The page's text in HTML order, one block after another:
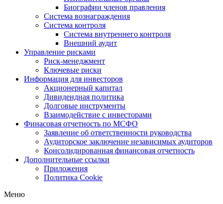
Биографии членов правления
Система вознаграждения
Система контроля
Система внутреннего контроля
Внешний аудит
Управление рисками
Риск-менеджмент
Ключевые риски
Информация для инвесторов
Акционерный капитал
Дивидендная политика
Долговые инструменты
Взаимодействие с инвеcторами
Финасовая отчетность по МСФО
Заявление об ответственности руководства
Аудиторское заключение независимых аудиторов
Консолидированная финансовая отчетность
Дополнительные ссылки
Приложения
Политика Cookie
Меню